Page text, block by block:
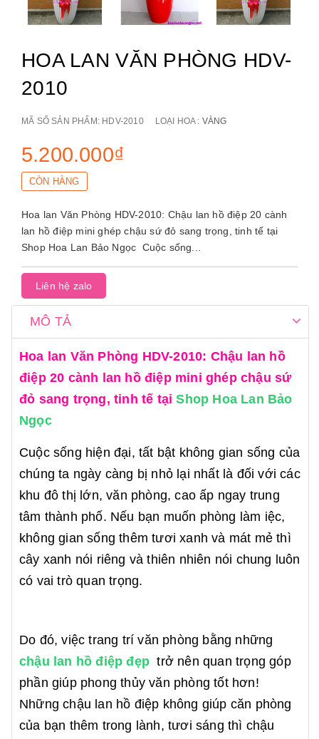
HOA LAN VĂN PHÒNG HDV-
2010
MÃ SỐ SẢN PHẨM: HDV-2010 LOẠI HOA : VÀNG
5.200.000₫
CÒN HÀNG
Hoa lan Văn Phòng HDV-2010: Chậu lan hồ điệp 20 cành
lan hồ điệp mini ghép chậu sứ đỏ sang trọng, tinh tế tại
Shop Hoa Lan Bảo Ngọc Cuộc sống...
Liên hệ zalo
MÔ TẢ
Hoa lan Văn Phòng HDV-2010: Chậu lan hồ
điệp 20 cành lan hồ điệp mini ghép chậu sứ
đỏ sang trọng, tinh tế tạiShop Hoa Lan Bảo
Ngọc
Cuộc sống hiện đại, tất bật không gian sống của
chúng ta ngày càng bị nhỏ lại nhất là đối với các
khu đô thị lớn, văn phòng, cao ấp ngay trung
tâm thành phố. Nếu bạn muốn phòng làm iệc,
không gian sống thêm tươi xanh và mát mẻ thì
cây xanh nói riêng và thiên nhiên nói chung luôn
có vai trò quan trọng.
Do đó, việc trang trí văn phòng bằng những
chậu lan hồ điệp đẹp trở nên quan trọng góp
phần giúp phong thủy văn phòng tốt hơn!
Những chậu lan hồ điệp không giúp căn phòng
của bạn thêm trong lành, tươi sáng thì chậu